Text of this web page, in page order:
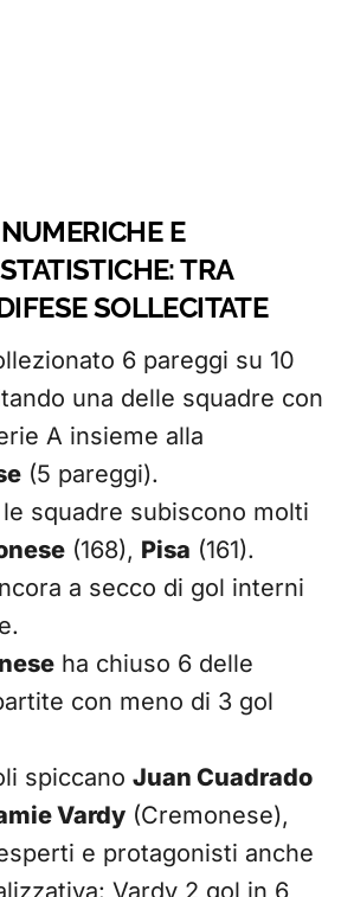
E
TRA
SOLLECITATE
6 pareggi su 10
una delle squadre con
A insieme alla
(5 pareggi).
squadre subiscono molti
(168), Pisa (161).
a secco di gol interni
ha chiuso 6 delle
con meno di 3 gol
spiccano Juan Cuadrado
Vardy (Cremonese),
e protagonisti anche
Vardy 2 gol in 6